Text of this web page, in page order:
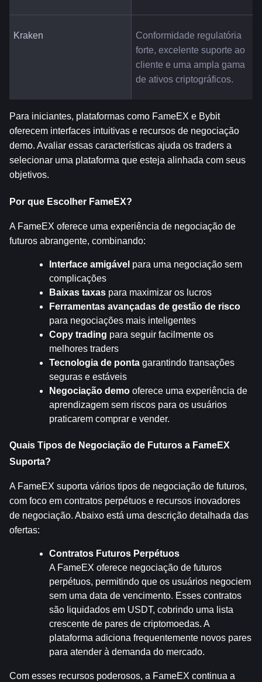
Kraken
Conformidade regulatória
forte, excelente suporte ao
cliente e uma ampla gama
de ativos criptográficos.
Para iniciantes, plataformas como FameEX e Bybit
oferecem interfaces intuitivas e recursos de negociação
demo. Avaliar essas características ajuda os traders a
selecionar uma plataforma que esteja alinhada com seus
objetivos.
Por que Escolher FameEX?
A FameEX oferece uma experiência de negociação de
futuros abrangente, combinando:
Interface amigável para uma negociação sem
complicações
Baixas taxas para maximizar os lucros
Ferramentas avançadas de gestão de risco
para negociações mais inteligentes
Copy trading para seguir facilmente os
melhores traders
Tecnologia de ponta garantindo transações
seguras e estáveis
Negociação demo oferece uma experiência de
aprendizagem sem riscos para os usuários
praticarem comprar e vender.
Quais Tipos de Negociação de Futuros a FameEX
Suporta?
A FameEX suporta vários tipos de negociação de futuros,
com foco em contratos perpétuos e recursos inovadores
de negociação. Abaixo está uma descrição detalhada das
ofertas:
Contratos Futuros Perpétuos
A FameEX oferece negociação de futuros
perpétuos, permitindo que os usuários negociem
sem uma data de vencimento. Esses contratos
são liquidados em USDT, cobrindo uma lista
crescente de pares de criptomoedas. A
plataforma adiciona frequentemente novos pares
para atender à demanda do mercado.
Com esses recursos poderosos, a FameEX continua a